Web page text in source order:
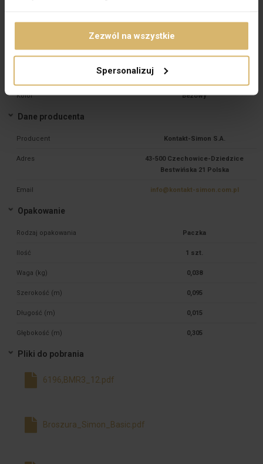
Zezwól na wszystkie
Spersonalizuj
Tworzywo termoplastyczne
Zabezpieczenie powierzchni Stan surowy
Wykończenie powierzchni
Kolor Beżowy
Dane producenta
Producent Kontakt-Simon S.A.
Adres
43-500 Czechowice-Dziedzice
Bestwińska 21 Polska
Email info@kontakt-simon.com.pl
Opakowanie
Rodzaj opakowania Paczka
Ilość 1 szt.
Waga (kg) 0,038
Szerokość (m) 0,095
Długość (m) 0,015
Głębokość (m) 0,305
Pliki do pobrania
6196,BMR3_12.pdf
Broszura_Simon_Basic.pdf